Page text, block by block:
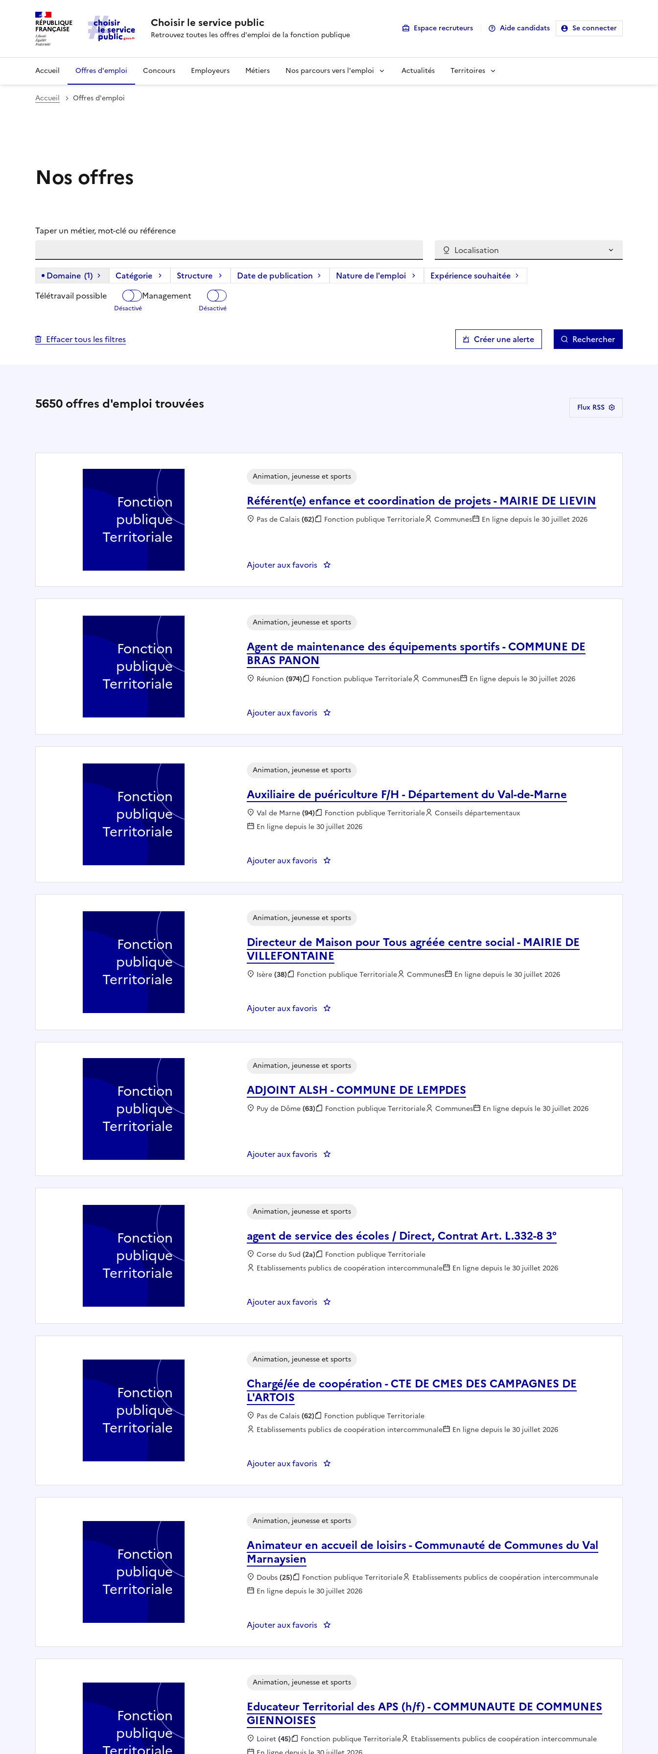
RÉPUBLIQUE
FRANÇAISE Choisir le service public
Retrouvez toutes les offres d'emploi de la fonction publique
Espace recruteurs Aide candidats Se connecter
Accueil Offres d'emploi Concours Employeurs Métiers Nos parcours vers l'emploi Actualités Territoires
Accueil Offres d'emploi
Nos offres
Taper un métier, mot-clé ou référence
Localisation
Domaine (1) (1 filtre actif) :
Catégorie Structure Date de publication Nature de l'emploi
Expérience souhaitée
Télétravail possible
Management
Effacer tous les filtres Créer une alerte Rechercher
5650offres d'emploi trouvées Flux RSS
Référent(e) enfance et coordination de projets - MAIRIE DE LIEVIN
Animation, jeunesse et sports
Localisation :
Pas de Calais(62) Fonction publique :
Fonction publique Territoriale Employeur :
Communes En ligne depuis le 30 juillet 2026
Ajouter aux favoris : Référent(e) enfance et coordination de projets - MAIRIE DE LIEVIN
Fonction
publique
Territoriale
Agent de maintenance des équipements sportifs - COMMUNE DE
BRAS PANON
Animation, jeunesse et sports
Localisation :
Réunion(974) Fonction publique :
Fonction publique Territoriale Employeur :
Communes En ligne depuis le 30 juillet 2026
Ajouter aux favoris : Agent de maintenance des équipements sportifs - COMMUNE DE BRAS PANON
Fonction
publique
Territoriale
Auxiliaire de puériculture F/H - Département du Val-de-Marne
Animation, jeunesse et sports
Localisation :
Val de Marne(94) Fonction publique :
Fonction publique Territoriale Employeur :
Conseils départementaux
En ligne depuis le 30 juillet 2026
Ajouter aux favoris : Auxiliaire de puériculture F/H - Département du Val-de-Marne
Fonction
publique
Territoriale
Directeur de Maison pour Tous agréée centre social - MAIRIE DE
VILLEFONTAINE
Animation, jeunesse et sports
Localisation :
Isère(38) Fonction publique :
Fonction publique Territoriale Employeur :
Communes En ligne depuis le 30 juillet 2026
Ajouter aux favoris : Directeur de Maison pour Tous agréée centre social - MAIRIE DE VILLEFONTAINE
Fonction
publique
Territoriale
ADJOINT ALSH - COMMUNE DE LEMPDES
Animation, jeunesse et sports
Localisation :
Puy de Dôme(63) Fonction publique :
Fonction publique Territoriale Employeur :
Communes En ligne depuis le 30 juillet 2026
Ajouter aux favoris : ADJOINT ALSH - COMMUNE DE LEMPDES
Fonction
publique
Territoriale
agent de service des écoles / Direct, Contrat Art. L.332-8 3°
Animation, jeunesse et sports
Localisation :
Corse du Sud(2a) Fonction publique :
Fonction publique Territoriale
Employeur :
Etablissements publics de coopération intercommunale En ligne depuis le 30 juillet 2026
Ajouter aux favoris : agent de service des écoles / Direct, Contrat Art. L.332-8 3°
Fonction
publique
Territoriale
Chargé/ée de coopération - CTE DE CMES DES CAMPAGNES DE
L'ARTOIS
Animation, jeunesse et sports
Localisation :
Pas de Calais(62) Fonction publique :
Fonction publique Territoriale
Employeur :
Etablissements publics de coopération intercommunale En ligne depuis le 30 juillet 2026
Ajouter aux favoris : Chargé/ée de coopération - CTE DE CMES DES CAMPAGNES DE L'ARTOIS
Fonction
publique
Territoriale
Animateur en accueil de loisirs - Communauté de Communes du Val
Marnaysien
Animation, jeunesse et sports
Localisation :
Doubs(25) Fonction publique :
Fonction publique Territoriale Employeur :
Etablissements publics de coopération intercommunale
En ligne depuis le 30 juillet 2026
Ajouter aux favoris : Animateur en accueil de loisirs - Communauté de Communes du Val Marnaysien
Fonction
publique
Territoriale
Educateur Territorial des APS (h/f) - COMMUNAUTE DE COMMUNES
GIENNOISES
Animation, jeunesse et sports
Localisation :
Loiret(45) Fonction publique :
Fonction publique Territoriale Employeur :
Etablissements publics de coopération intercommunale
Fonction
publique